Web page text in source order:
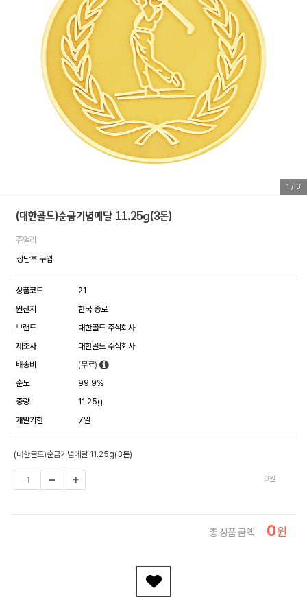
1 / 3
(대한골드)순금기념메달 11.25g(3돈)
쥬얼리
상담후 구입
상품코드
21
원산지
한국 종로
브랜드
대한골드 주식회사
제조사
대한골드 주식회사
배송비
(무료)
순도
99.9%
중량
11.25g
개발기한
7일
(대한골드)순금기념메달 11.25g(3돈)
0원
총 상품 금액 0원